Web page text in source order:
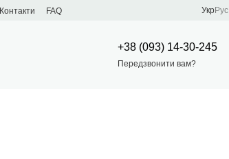
Контакти
FAQ
УкрРус
+38 (093) 14-30-245
Передзвонити вам?